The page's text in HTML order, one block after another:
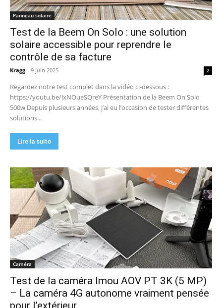
Panneau solaire
Test de la Beem On Solo : une solution
solaire accessible pour reprendre le
contrôle de sa facture
Kragg - 9 juin 2025 2
Regardez notre test complet dans la vidéo ci-dessous :
https://youtu.be/lxNOueSQreY Présentation de la Beem On Solo
500w Depuis plusieurs années, j’ai eu l’occasion de tester différentes
solutions...
Lire la suite
Caméra
Test de la caméra Imou AOV PT 3K (5 MP)
– La caméra 4G autonome vraiment pensée
pour l’extérieur